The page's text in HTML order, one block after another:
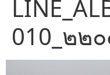
010_๒๒